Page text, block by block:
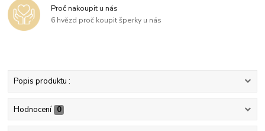
Proč nakoupit u nás
6 hvězd proč koupit šperky u nás
Popis produktu :
Hodnocení 0